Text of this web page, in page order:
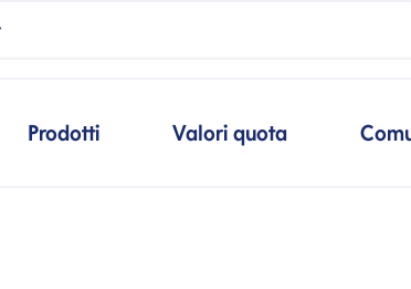
mpSpanBlank
Prodotti Valori quota